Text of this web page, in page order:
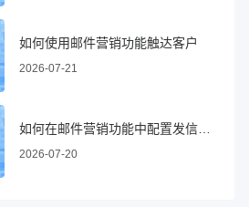
如何使用邮件营销功能触达客户
2026-07-21
2026-07-20